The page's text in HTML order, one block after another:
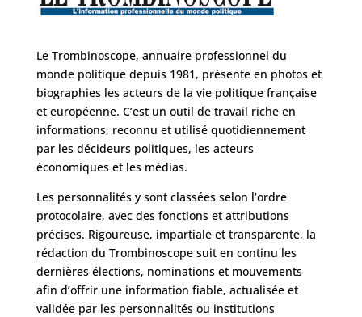
Le Trombinoscope, annuaire professionnel du
monde politique depuis 1981, présente en photos et
biographies les acteurs de la vie politique française
et européenne. C’est un outil de travail riche en
informations, reconnu et utilisé quotidiennement
par les décideurs politiques, les acteurs
économiques et les médias.
Les personnalités y sont classées selon l’ordre
protocolaire, avec des fonctions et attributions
précises. Rigoureuse, impartiale et transparente, la
rédaction du Trombinoscope suit en continu les
dernières élections, nominations et mouvements
afin d’offrir une information fiable, actualisée et
validée par les personnalités ou institutions